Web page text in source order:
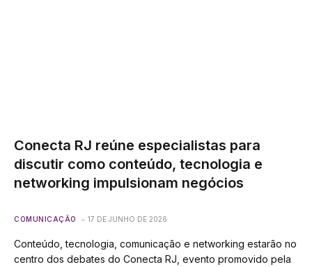
Conecta RJ reúne especialistas para
discutir como conteúdo, tecnologia e
networking impulsionam negócios
COMUNICAÇÃO 17 DE JUNHO DE 2026
Conteúdo, tecnologia, comunicação e networking estarão no
centro dos debates do Conecta RJ, evento promovido pela